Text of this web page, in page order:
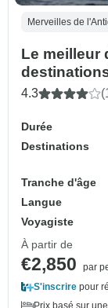
Merveilles de
Le meilleur
4.3
Durée
Destinations
Tranche d'âge
Langue
Voyagiste
À partir de
€2,850
par
S'inscrire pour